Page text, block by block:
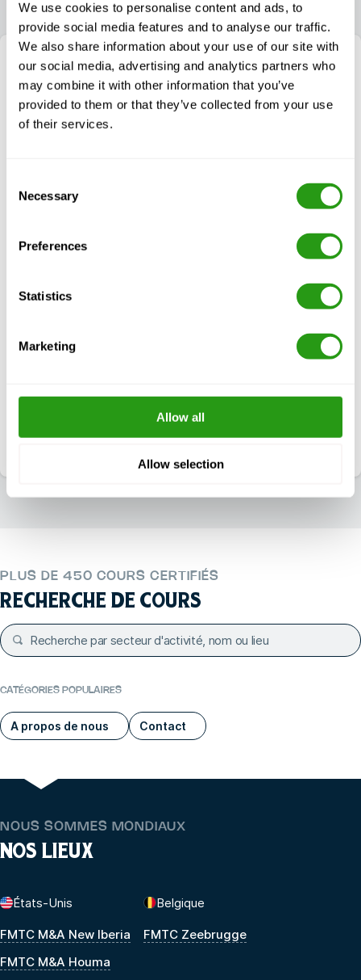
We use cookies to personalise content and ads, to
provide social media features and to analyse our traffic.
We also share information about your use of our site with
our social media, advertising and analytics partners who
may combine it with other information that you’ve
provided to them or that they’ve collected from your use
of their services.
Selection
Necessary
Preferences
Statistics
Marketing
Allow all
Allow selection
Choisir la bonne formation en matière de sécurité
peut s'avérer complexe. Laissez-nous simplifier le
nous un courriel pour obtenir des conseils sur mesure.
Joignable tous les jours entre 7h00 et 18h00 (CST)
PLUS DE 450 COURS CERTIFIÉS
RECHERCHE DE COURS
CATÉGORIES POPULAIRES
A propos de nous Contact
NOUS SOMMES MONDIAUX
NOS LIEUX
États-Unis
FMTC M&A New Iberia
FMTC M&A Houma
Belgique
FMTC Zeebrugge